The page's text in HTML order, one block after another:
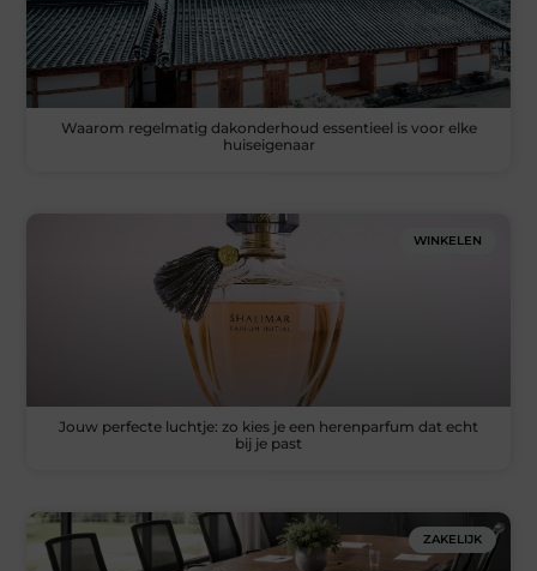
Waarom regelmatig dakonderhoud essentieel is voor elke
huiseigenaar
WINKELEN
Jouw perfecte luchtje: zo kies je een herenparfum dat echt
bij je past
ZAKELIJK